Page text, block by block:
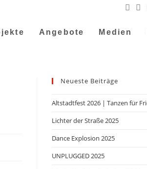
Angebote Medien
Neueste Beiträge
Altstadtfest 2026 | Tanzen für
Lichter der Straße 2025
Dance Explosion 2025
UNPLUGGED 2025